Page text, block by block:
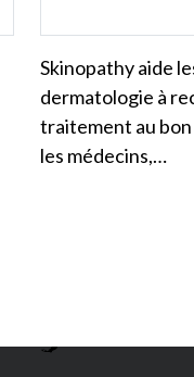
Skinopathy aide
dermatologie à
traitement au
les médecins,…